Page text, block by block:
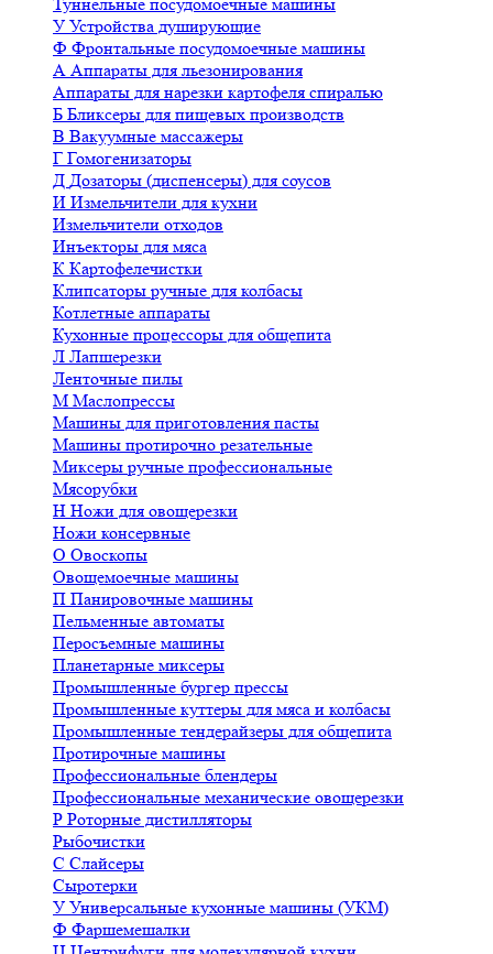
У Устройства душирующие
Ф Фронтальные посудомоечные машины
А Аппараты для льезонирования
Аппараты для нарезки картофеля спиралью
Б Бликсеры для пищевых производств
В Вакуумные массажеры
Г Гомогенизаторы
Д Дозаторы (диспенсеры) для соусов
И Измельчители для кухни
Измельчители отходов
Инъекторы для мяса
К Картофелечистки
Клипсаторы ручные для колбасы
Котлетные аппараты
Кухонные процессоры для общепита
Л Лапшерезки
Ленточные пилы
М Маслопрессы
Машины для приготовления пасты
Машины протирочно резательные
Миксеры ручные профессиональные
Мясорубки
Н Ножи для овощерезки
Ножи консервные
О Овоскопы
Овощемоечные машины
П Панировочные машины
Пельменные автоматы
Перосъемные машины
Планетарные миксеры
Промышленные бургер прессы
Промышленные куттеры для мяса и колбасы
Промышленные тендерайзеры для общепита
Протирочные машины
Профессиональные блендеры
Профессиональные механические овощерезки
Р Роторные дистилляторы
Рыбочистки
С Слайсеры
Сыротерки
У Универсальные кухонные машины (УКМ)
Ф Фаршемешалки